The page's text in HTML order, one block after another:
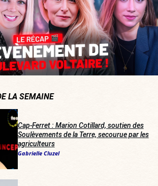
LA SEMAINE
Cap-Ferret : Marion Cotillard, soutien des
Soulèvements de la Terre, secourue par les
agriculteurs
Gabrielle Cluzel